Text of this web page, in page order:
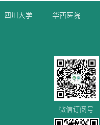
四川大学 华西医院
微信订阅号